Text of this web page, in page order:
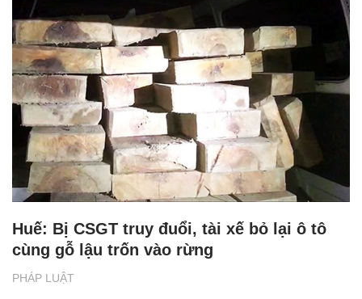
PHÁP LUẬT
Huế: Bị CSGT truy đuổi, tài xế bỏ lại ô tô
cùng gỗ lậu trốn vào rừng